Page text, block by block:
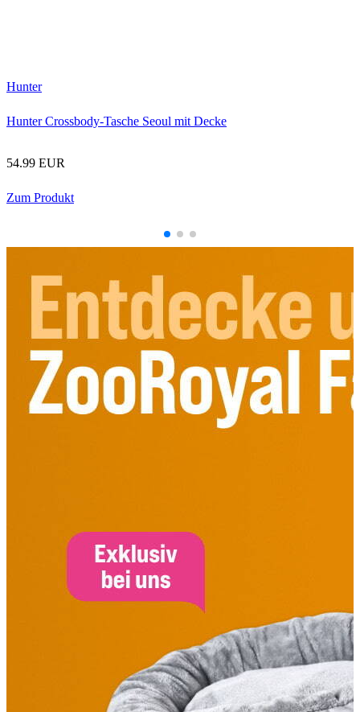
Hunter
Hunter Crossbody-Tasche Seoul mit Decke
54.99 EUR
Zum Produkt